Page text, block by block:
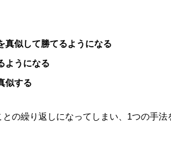
真似して勝てるようになる
ようになる
似する
の繰り返しになってしまい、1つの手